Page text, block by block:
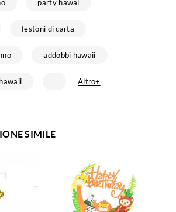
party hawai
festoni di carta
addobbi hawaii
Altro+
SIMILE